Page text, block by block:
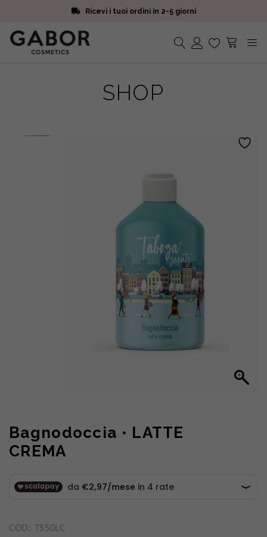
Ricevi i tuoi ordini in 2-5 giorni
Iscriviti alla Newsletter. 15% di sconto e spedizione gratuita
Ricevi i tuoi ordini in 2-5 giorni
SHOP
Bagnodoccia • LATTE
CREMA
COD: TS50LC